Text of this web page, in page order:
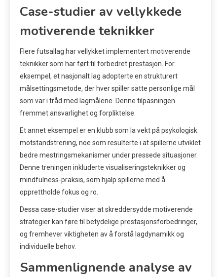
Case-studier av vellykkede
motiverende teknikker
Flere futsallag har vellykket implementert motiverende
teknikker som har ført til forbedret prestasjon. For
eksempel, et nasjonalt lag adopterte en strukturert
målsettingsmetode, der hver spiller satte personlige mål
som var i tråd med lagmålene. Denne tilpasningen
fremmet ansvarlighet og forpliktelse.
Et annet eksempel er en klubb som la vekt på psykologisk
motstandstrening, noe som resulterte i at spillerne utviklet
bedre mestringsmekanismer under pressede situasjoner.
Denne treningen inkluderte visualiseringsteknikker og
mindfulness-praksis, som hjalp spillerne med å
opprettholde fokus og ro.
Dessa case-studier viser at skreddersydde motiverende
strategier kan føre til betydelige prestasjonsforbedringer,
og fremhever viktigheten av å forstå lagdynamikk og
individuelle behov.
Sammenlignende analyse av